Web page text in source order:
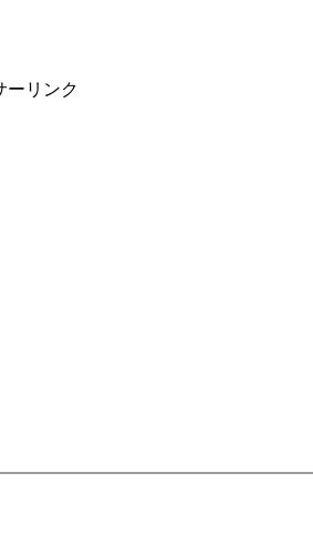
ーリンク